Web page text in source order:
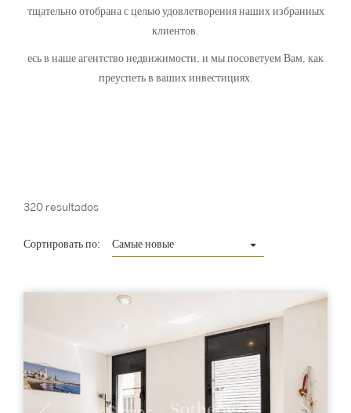
тщательно отобрана с целью удовлетворения наших избранных
клиентов.
есь в наше агентство недвижимости, и мы посоветуем Вам, как
преуспеть в ваших инвестициях.
320 resultados
Сортировать по: Самые новые